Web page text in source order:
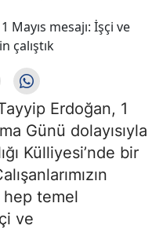
Erdoğan, 1
Günü dolayısıyla
Külliyesi’nde bir
hep temel
ve